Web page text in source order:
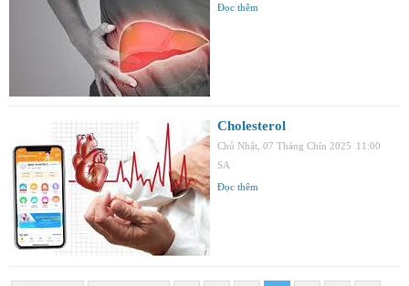
Đọc thêm
Cholesterol
Chủ Nhật, 07 Tháng Chín 2025 11:00
SA
Đọc thêm